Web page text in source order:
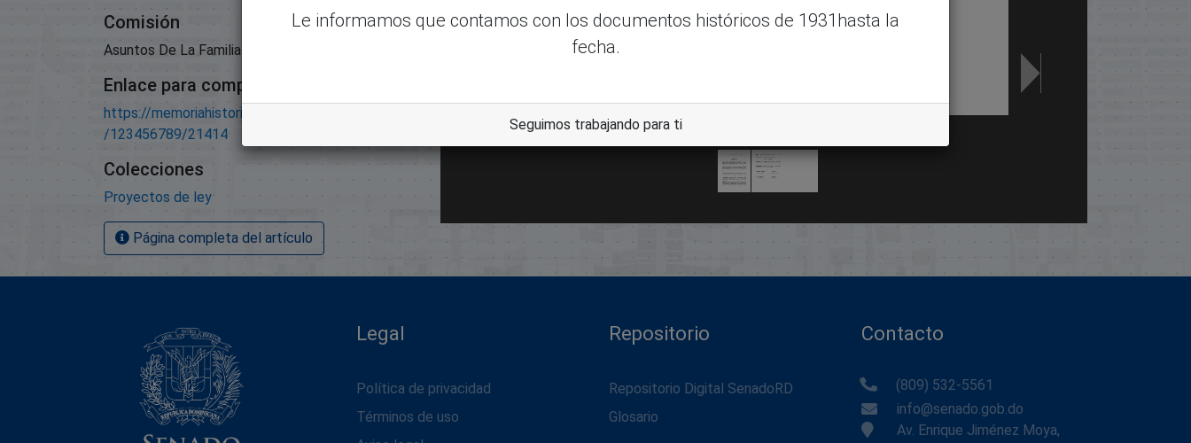
Comisión
Asuntos De La Familia Y Equidad De Género;
Enlace para compartir este artículo
https://memoriahistorica.senadord.gob.do/handle
/123456789/21414
Colecciones
Proyectos de ley
Página completa del artículo
Legal
Política de privacidad
Términos de uso
Repositorio
Repositorio Digital SenadoRD
Glosario
Contacto
(809) 532-5561
info@senado.gob.do
Av. Enrique Jiménez Moya,
Le informamos que contamos con los documentos históricos de 1931hasta la
fecha.
Seguimos trabajando para ti